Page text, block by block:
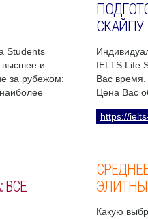
Students
высшее и
за рубежом:
СКАЙПУ
IELTS Life
Вас время.
Цена Вас
https://
ВСЕ
Какую